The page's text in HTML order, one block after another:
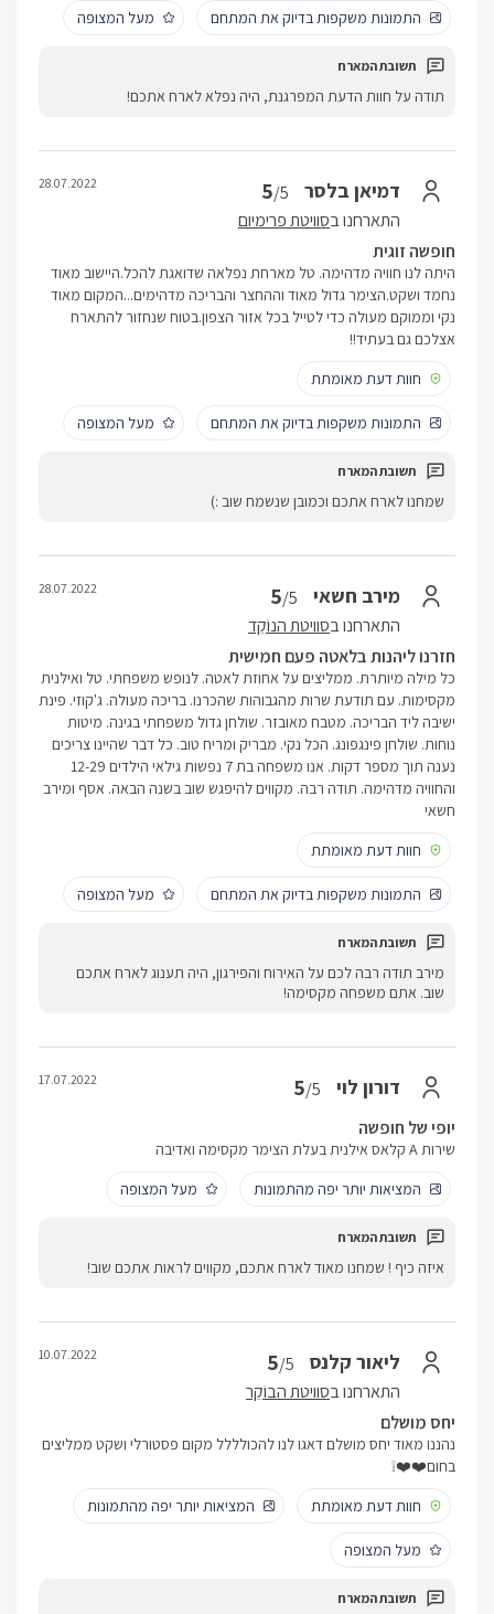
התמונות משקפות בדיוק את המתחם מעל המצופה
תודה על חוות הדעת המפרגנת, היה נפלא לארח אתכם!
דמיאן בלסר 5/5
התארחנו בסוויטת פרימיום
28.07.2022
חופשה זוגית
היתה לנו חוויה מדהימה. טל מארחת נפלאה שדואגת להכל.היישוב מאוד
נחמד ושקט.הצימר גדול מאוד וההחצר והבריכה מדהימים...המקום מאוד
נקי וממוקם מעולה כדי לטייל בכל אזור הצפון.בטוח שנחזור להתארח
אצלכם גם בעתיד!!
חוות דעת מאומתת
התמונות משקפות בדיוק את המתחם מעל המצופה
שמחנו לארח אתכם וכמובן שנשמח שוב :)
מירב חשאי 5/5
התארחנו בסוויטת הנוֹקֵד
28.07.2022
חזרנו ליהנות בלאטה פעם חמישית
כל מילה מיותרת. ממליצים על אחוזת לאטה. לנופש משפחתי. טל ואילנית
מקסימות. עם תודעת שרות מהגבוהות שהכרנו. בריכה מעולה. ג'קוזי. פינת
ישיבה ליד הבריכה. מטבח מאובזר. שולחן גדול משפחתי בגינה. מיטות
נוחות. שולחן פינגפונג. הכל נקי. מבריק ומריח טוב. כל דבר שהיינו צריכים
נענה תוך מספר דקות. אנו משפחה בת 7 נפשות גילאי הילדים 12-29
והחוויה מדהימה. תודה רבה. מקווים להיפגש שוב בשנה הבאה. אסף ומירב
חשאי
חוות דעת מאומתת
התמונות משקפות בדיוק את המתחם מעל המצופה
מירב תודה רבה לכם על האירוח והפירגון, היה תענוג לארח אתכם
שוב. אתם משפחה מקסימה!
דורון לוי 5/5
17.07.2022
יופי של חופשה
שירות A קלאס אילנית בעלת הצימר מקסימה ואדיבה
המציאות יותר יפה מהתמונות
מעל המצופה
איזה כיף ! שמחנו מאוד לארח אתכם, מקווים לראות אתכם שוב!
ליאור קלנס 5/5
התארחנו בסוויטת הבוֹקֵר
10.07.2022
יחס מושלם
נהננו מאוד יחס מושלם דאגו לנו להכולללל מקום פסטורלי ושקט ממליצים
בחום❤️❤️❕
חוות דעת מאומתת
המציאות יותר יפה מהתמונות
מעל המצופה